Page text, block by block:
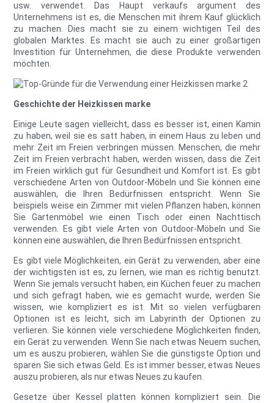
usw. verwendet. Das Haupt verkaufs argument des
Unternehmens ist es, die Menschen mit ihrem Kauf glücklich
zu machen. Dies macht sie zu einem wichtigen Teil des
globalen Marktes. Es macht sie auch zu einer großartigen
Investition für Unternehmen, die diese Produkte verwenden
möchten.
Geschichte der Heizkissen marke
Einige Leute sagen vielleicht, dass es besser ist, einen Kamin
zu haben, weil sie es satt haben, in einem Haus zu leben und
mehr Zeit im Freien verbringen müssen. Menschen, die mehr
Zeit im Freien verbracht haben, werden wissen, dass die Zeit
im Freien wirklich gut für Gesundheit und Komfort ist. Es gibt
verschiedene Arten von Outdoor-Möbeln und Sie können eine
auswählen, die Ihren Bedürfnissen entspricht. Wenn Sie
beispiels weise ein Zimmer mit vielen Pflanzen haben, können
Sie Gartenmöbel wie einen Tisch oder einen Nachttisch
verwenden. Es gibt viele Arten von Outdoor-Möbeln und Sie
können eine auswählen, die Ihren Bedürfnissen entspricht.
Es gibt viele Möglichkeiten, ein Gerät zu verwenden, aber eine
der wichtigsten ist es, zu lernen, wie man es richtig benutzt.
Wenn Sie jemals versucht haben, ein Küchen feuer zu machen
und sich gefragt haben, wie es gemacht wurde, werden Sie
wissen, wie kompliziert es ist. Mit so vielen verfügbaren
Optionen ist es leicht, sich im Labyrinth der Optionen zu
verlieren. Sie können viele verschiedene Möglichkeiten finden,
ein Gerät zu verwenden. Wenn Sie nach etwas Neuem suchen,
um es auszu probieren, wählen Sie die günstigste Option und
sparen Sie sich etwas Geld. Es ist immer besser, etwas Neues
auszu probieren, als nur etwas Neues zu kaufen.
Gesetze über Kessel platten können kompliziert sein. Die